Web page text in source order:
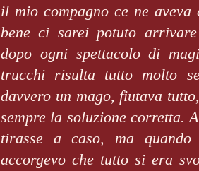
il mio compagno ce ne
bene ci sarei potuto
dopo ogni spettacolo di
trucchi risulta tutto molto
davvero un mago, fiutava
sempre la soluzione corretta.
tirasse a caso, ma
accorgevo che tutto si era